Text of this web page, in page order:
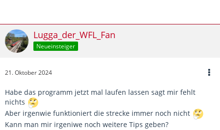
Lugga_der_WFL_Fan
Neueinsteiger
21. Oktober 2024
Habe das programm jetzt mal laufen lassen sagt mir fehlt
nichts
Aber irgenwie funktioniert die strecke immer noch nicht
Kann man mir irgeniwe noch weitere Tips geben?